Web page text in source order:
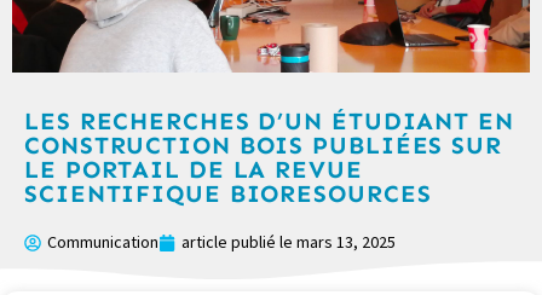
LES RECHERCHES D’UN ÉTUDIANT EN
CONSTRUCTION BOIS PUBLIÉES SUR
LE PORTAIL DE LA REVUE
SCIENTIFIQUE BIORESOURCES
Communication article publié le mars 13, 2025